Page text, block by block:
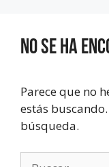
No se ha
Parece que no
estás
búsqueda.